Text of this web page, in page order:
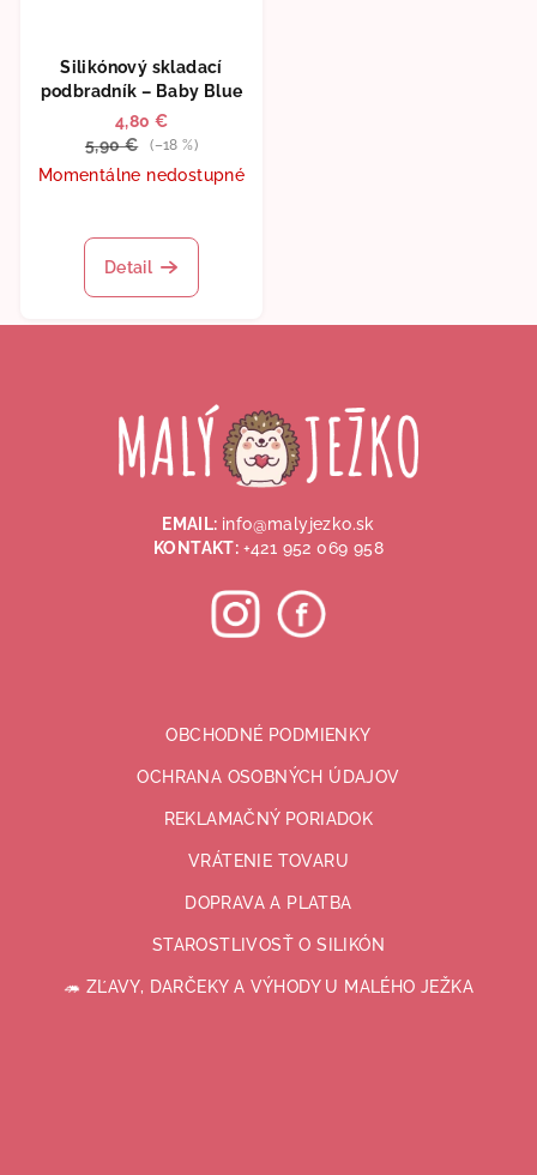
Silikónový skladací
podbradník – Baby Blue
4,80 €
5,90 €
(–18 %)
Momentálne nedostupné
Detail
EMAIL: info@malyjezko.sk
KONTAKT: +421 952 069 958
OBCHODNÉ PODMIENKY
OCHRANA OSOBNÝCH ÚDAJOV
REKLAMAČNÝ PORIADOK
VRÁTENIE TOVARU
DOPRAVA A PLATBA
STAROSTLIVOSŤ O SILIKÓN
🦔 ZĽAVY, DARČEKY A VÝHODY U MALÉHO JEŽKA